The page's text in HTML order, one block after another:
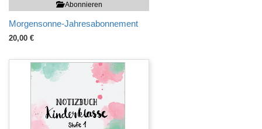
Abonnieren
Morgensonne-Jahresabonnement
20,00 €